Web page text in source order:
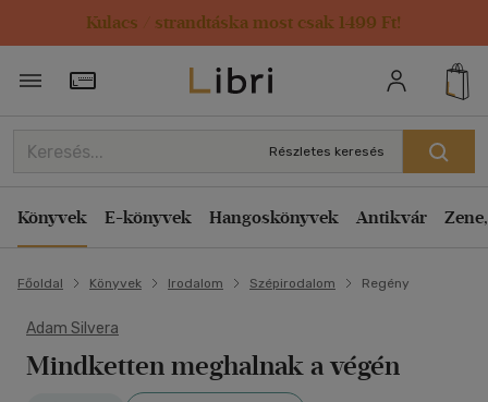
Kulacs / strandtáska most csak 1499 Ft!
Törzsvásárlói Kártya adatai
Részletes keresés
Könyvek E-könyvek Hangoskönyvek Antikvár
Főoldal Könyvek Irodalom Szépirodalom Regény
Adam Silvera
Mindketten meghalnak a végén